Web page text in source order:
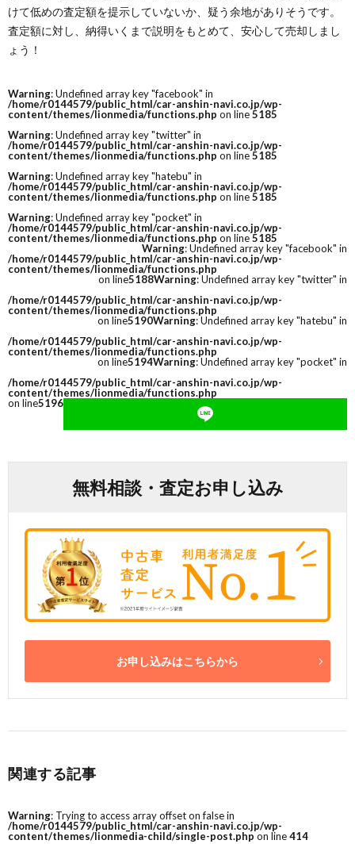
けて低めの査定額を提示していないか、疑う余地がありそうです。
査定額に対し、納得いくまで説明をもとめて、安心して売却しまし
ょう！
Warning: Undefined array key "facebook" in
/home/r0144579/public_html/car-anshin-navi.co.jp/wp-
content/themes/lionmedia/functions.php on line5185
Warning: Undefined array key "twitter" in
/home/r0144579/public_html/car-anshin-navi.co.jp/wp-
content/themes/lionmedia/functions.php on line5185
Warning: Undefined array key "hatebu" in
/home/r0144579/public_html/car-anshin-navi.co.jp/wp-
content/themes/lionmedia/functions.php on line5185
Warning: Undefined array key "pocket" in
/home/r0144579/public_html/car-anshin-navi.co.jp/wp-
content/themes/lionmedia/functions.php on line5185
Warning: Undefined array key "facebook" in
/home/r0144579/public_html/car-anshin-navi.co.jp/wp-
content/themes/lionmedia/functions.php
on line5188Warning: Undefined array key "twitter" in
/home/r0144579/public_html/car-anshin-navi.co.jp/wp-
content/themes/lionmedia/functions.php
on line5190Warning: Undefined array key "hatebu" in
/home/r0144579/public_html/car-anshin-navi.co.jp/wp-
content/themes/lionmedia/functions.php
on line5194Warning: Undefined array key "pocket" in
/home/r0144579/public_html/car-anshin-navi.co.jp/wp-
content/themes/lionmedia/functions.php
on line5196
無料相談・査定お申し込み
お申し込みはこちらから
関連する記事
Warning: Trying to access array offset on false in
/home/r0144579/public_html/car-anshin-navi.co.jp/wp-
content/themes/lionmedia-child/single-post.php on line414